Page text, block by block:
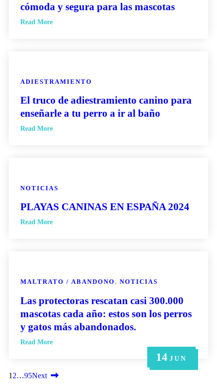
14 JUN
6 MAY
cómoda y segura para las mascotas
Read More
6 MAY
ADIESTRAMIENTO
El truco de adiestramiento canino para
enseñarle a tu perro a ir al baño
Read More
21 JUN
NOTICIAS
PLAYAS CANINAS EN ESPAÑA 2024
Read More
14 JUN
MALTRATO / ABANDONO, NOTICIAS
Las protectoras rescatan casi 300.000
mascotas cada año: estos son los perros
y gatos más abandonados.
Read More
1 2…95Next